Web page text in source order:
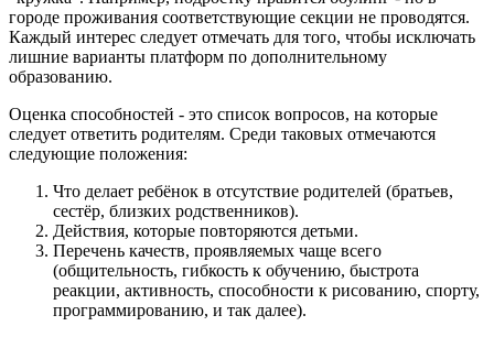
городе проживания соответствующие секции не проводятся.
Каждый интерес следует отмечать для того, чтобы исключать
лишние варианты платформ по дополнительному
образованию.
Оценка способностей - это список вопросов, на которые
следует ответить родителям. Среди таковых отмечаются
следующие положения:
Что делает ребёнок в отсутствие родителей (братьев,
сестёр, близких родственников).
Действия, которые повторяются детьми.
Перечень качеств, проявляемых чаще всего
(общительность, гибкость к обучению, быстрота
реакции, активность, способности к рисованию, спорту,
программированию, и так далее).